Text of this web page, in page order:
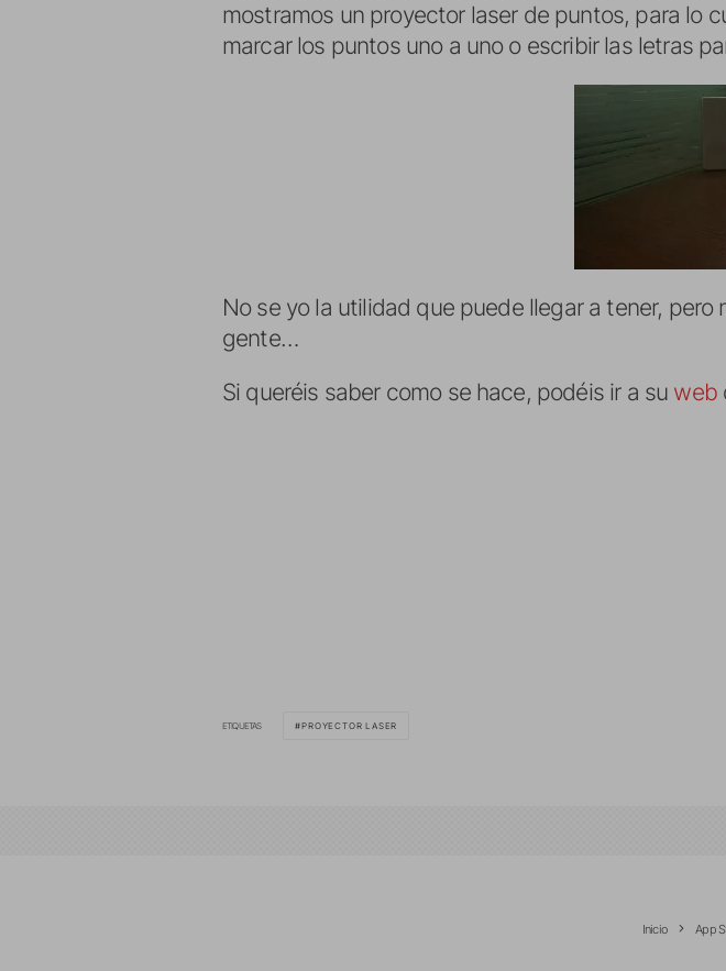
mostramos un proyector laser de puntos, para lo
marcar los puntos uno a uno o escribir las letras
No se yo la utilidad que puede llegar a tener,
gente…
Si queréis saber como se hace, podéis ir a su web
ETIQUETAS PROYECTOR LASER
Inicio App